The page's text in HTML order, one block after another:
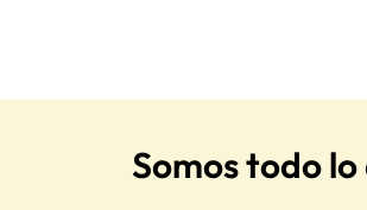
Somos todo